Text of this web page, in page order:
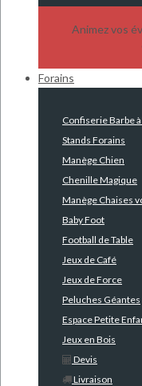
Animez vos
Forains
Confiserie Barbe à
Stands Forains
Manège Chien
Chenille Magique
Manège Chaises
Baby Foot
Football de Table
Jeux de Café
Jeux de Force
Peluches Géantes
Espace Petite
Jeux en Bois
Devis
Livraison